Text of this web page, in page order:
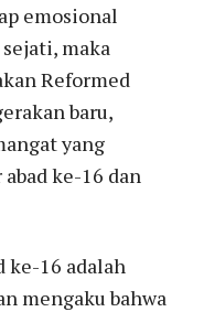
emosional
maka
Reformed
baru,
yang
ke-16 dan
ke-16 adalah
mengaku bahwa